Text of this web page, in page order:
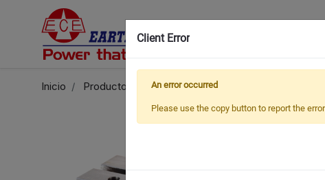
Inicio Productos Productos seleccionados
Client Error
An error occurred
Please use the copy button to report the